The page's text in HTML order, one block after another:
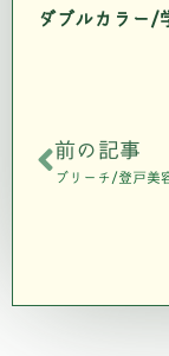
ダブルカラー/
前の記事
ブリーチ/登戸美